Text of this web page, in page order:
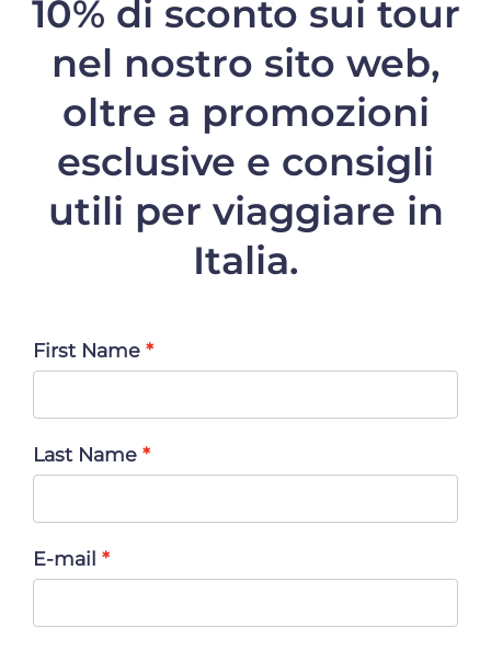
10% di sconto sui tour
nel nostro sito web,
oltre a promozioni
esclusive e consigli
utili per viaggiare in
Italia.
First Name
Last Name
E-mail